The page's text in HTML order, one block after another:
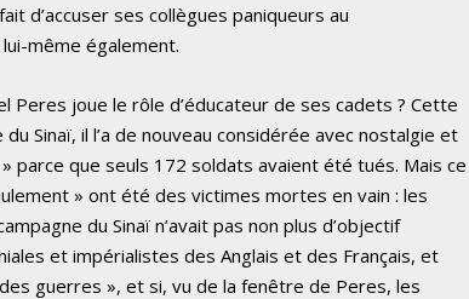
d’accuser ses collègues paniqueurs au
même également.
Peres joue le rôle d’éducateur de ses cadets ? Cette
Sinaï, il l’a de nouveau considérée avec nostalgie et
parce que seuls 172 soldats avaient été tués. Mais ce
» ont été des victimes mortes en vain : les
du Sinaï n’avait pas non plus d’objectif
et impérialistes des Anglais et des Français, et
guerres », et si, vu de la fenêtre de Peres, les